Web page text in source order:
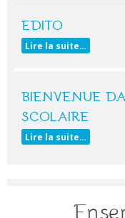
EDITO
Lire la suite…
BIENVENUE
SCOLAIRE
Lire la suite…